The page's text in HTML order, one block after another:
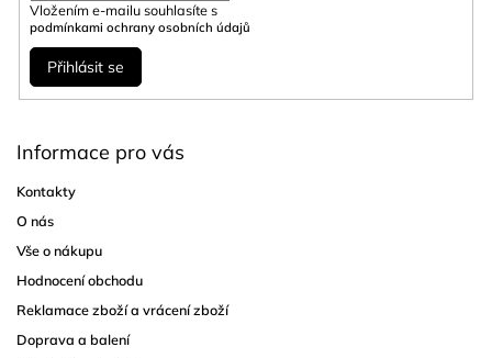
Vložením e-mailu souhlasíte s
podmínkami ochrany osobních údajů
Přihlásit se
Informace pro vás
Kontakty
O nás
Vše o nákupu
Hodnocení obchodu
Reklamace zboží a vrácení zboží
Doprava a balení